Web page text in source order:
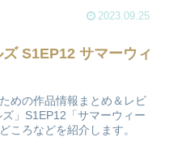
2023.09.25
S1EP12 サマーウィ
めの作品情報まとめ＆レビ
」S1EP12「サマーウィー
ころなどを紹介します。